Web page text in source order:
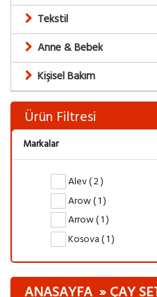
Tekstil
Anne & Bebek
Kişisel Bakım
Ürün Filtresi
Markalar
Alev ( 2 )
Arow ( 1 )
Arrow ( 1 )
Kosova ( 1 )